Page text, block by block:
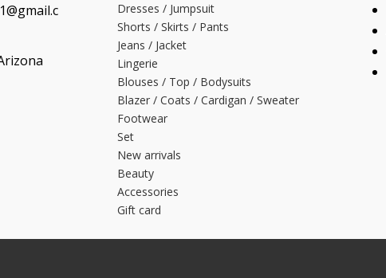
Dresses / Jumpsuit
Shorts / Skirts / Pants
Jeans / Jacket
Lingerie
Blouses / Top / Bodysuits
Blazer / Coats / Cardigan / Sweater
Footwear
Set
New arrivals
Beauty
Accessories
Gift card